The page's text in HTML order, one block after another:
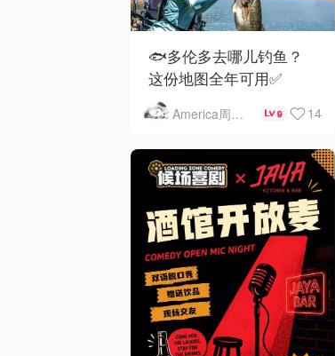
🐟多伦多去哪儿钓鱼？
这份地图全年可用✅
America周末快讯 9 14